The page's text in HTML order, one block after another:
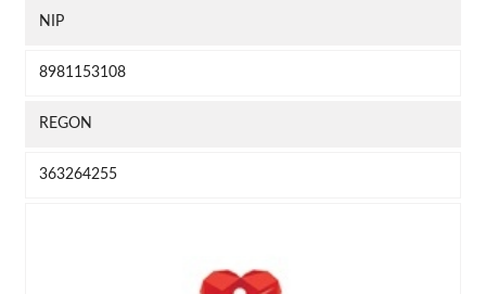
NIP
8981153108
REGON
363264255